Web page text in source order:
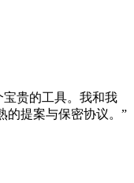
宝贵的工具。我和我
提案与保密协议。 ”